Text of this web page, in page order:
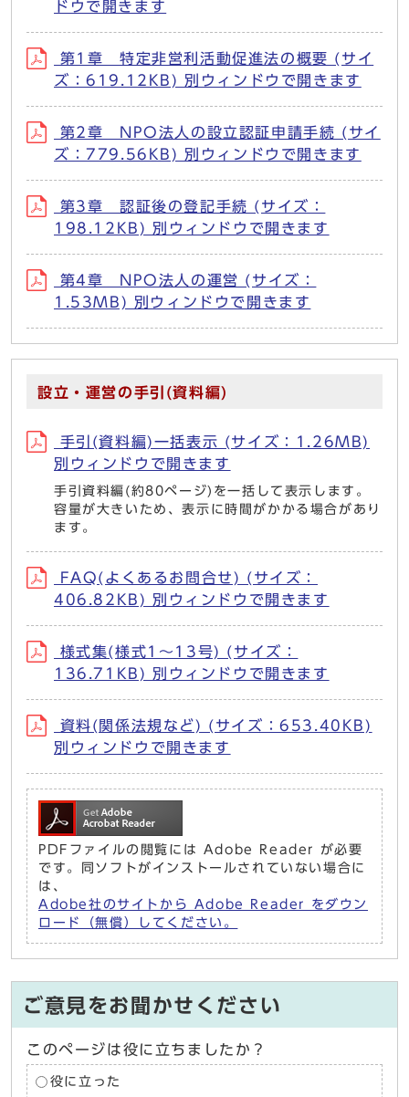
ドウで開きます
第1章 特定非営利活動促進法の概要 (サイ
ズ：619.12KB) 別ウィンドウで開きます
第2章 NPO法人の設立認証申請手続 (サイ
ズ：779.56KB) 別ウィンドウで開きます
第3章 認証後の登記手続 (サイズ：
198.12KB) 別ウィンドウで開きます
第4章 NPO法人の運営 (サイズ：
1.53MB) 別ウィンドウで開きます
設立・運営の手引(資料編)
手引(資料編)一括表示 (サイズ：1.26MB)
別ウィンドウで開きます
手引資料編(約80ページ)を一括して表示します。
容量が大きいため、表示に時間がかかる場合があり
ます。
FAQ(よくあるお問合せ) (サイズ：
406.82KB) 別ウィンドウで開きます
様式集(様式1～13号) (サイズ：
136.71KB) 別ウィンドウで開きます
資料(関係法規など) (サイズ：653.40KB)
別ウィンドウで開きます
PDFファイルの閲覧には Adobe Reader が必要
です。同ソフトがインストールされていない場合に
は、
Adobe社のサイトから Adobe Reader をダウン
ロード（無償）してください。
ご意見をお聞かせください
このページは役に立ちましたか？
役に立った